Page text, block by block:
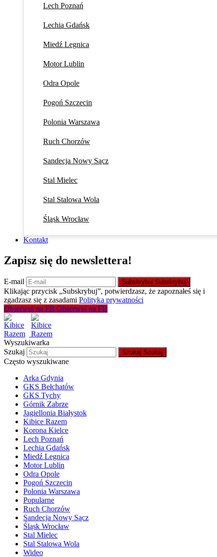
Lech Poznań
Lechia Gdańsk
Miedź Legnica
Motor Lublin
Odra Opole
Pogoń Szczecin
Polonia Warszawa
Ruch Chorzów
Sandecja Nowy Sącz
Stal Mielec
Stal Stalowa Wola
Śląsk Wrocław
Kontakt
Zapisz się do newslettera!
E-mail Subskrybuj Subskrybuj
Klikając przycisk „Subskrybuj”, potwierdzasz, że zapoznałeś się i
zgadzasz się z zasadami Polityka prywatności
Obserwuj na FB Obserwuj na FB
Wyszukiwarka
Szukaj
Szukaj Szukaj
Często wyszukiwane
Arka Gdynia
GKS Bełchatów
GKS Tychy
Górnik Zabrze
Jagiellonia Białystok
Kibice Razem
Korona Kielce
Lech Poznań
Lechia Gdańsk
Miedź Legnica
Motor Lublin
Odra Opole
Pogoń Szczecin
Polonia Warszawa
Popularne
Ruch Chorzów
Sandecja Nowy Sącz
Śląsk Wrocław
Stal Mielec
Stal Stalowa Wola
Wideo